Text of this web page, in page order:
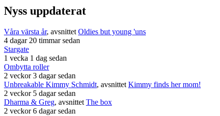
Nyss uppdaterat
Våra värsta år, avsnittet Oldies but young 'uns
4 dagar 20 timmar sedan
Stargate
1 vecka 1 dag sedan
Ombytta roller
2 veckor 3 dagar sedan
Unbreakable Kimmy Schmidt, avsnittet Kimmy finds her mom!
2 veckor 5 dagar sedan
Dharma & Greg, avsnittet The box
2 veckor 6 dagar sedan